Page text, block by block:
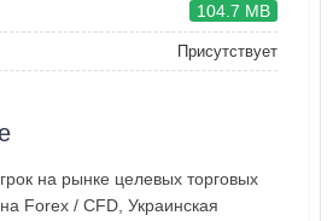
104.7 MB
Присутствует
на рынке целевых торговых
Forex / CFD, Украинская